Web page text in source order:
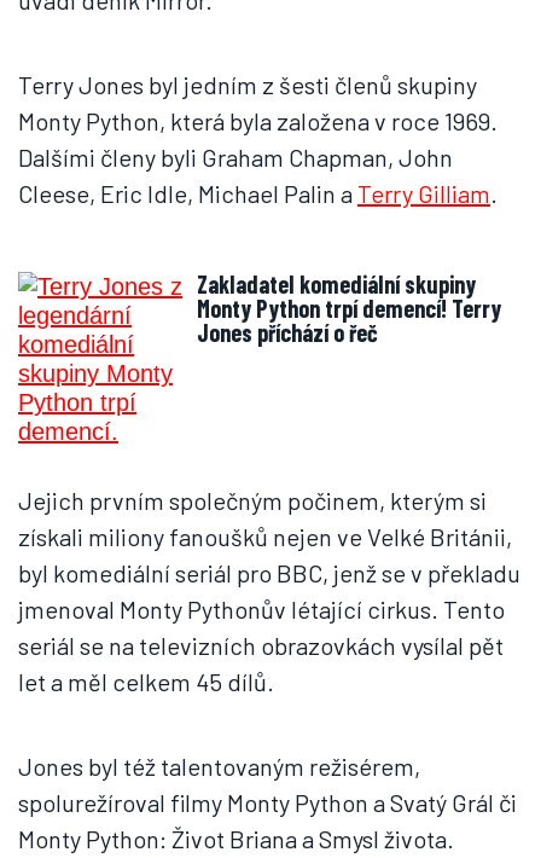
Terry Jones byl jedním z šesti členů skupiny
Monty Python, která byla založena v roce 1969.
Dalšími členy byli Graham Chapman, John
Cleese, Eric Idle, Michael Palin a Terry Gilliam.
Zakladatel komediální skupiny
Monty Python trpí demencí! Terry
Jones příchází o řeč
Jejich prvním společným počinem, kterým si
získali miliony fanoušků nejen ve Velké Británii,
byl komediální seriál pro BBC, jenž se v překladu
jmenoval Monty Pythonův létající cirkus. Tento
seriál se na televizních obrazovkách vysílal pět
let a měl celkem 45 dílů.
Jones byl též talentovaným režisérem,
spolurežíroval filmy Monty Python a Svatý Grál či
Monty Python: Život Briana a Smysl života.